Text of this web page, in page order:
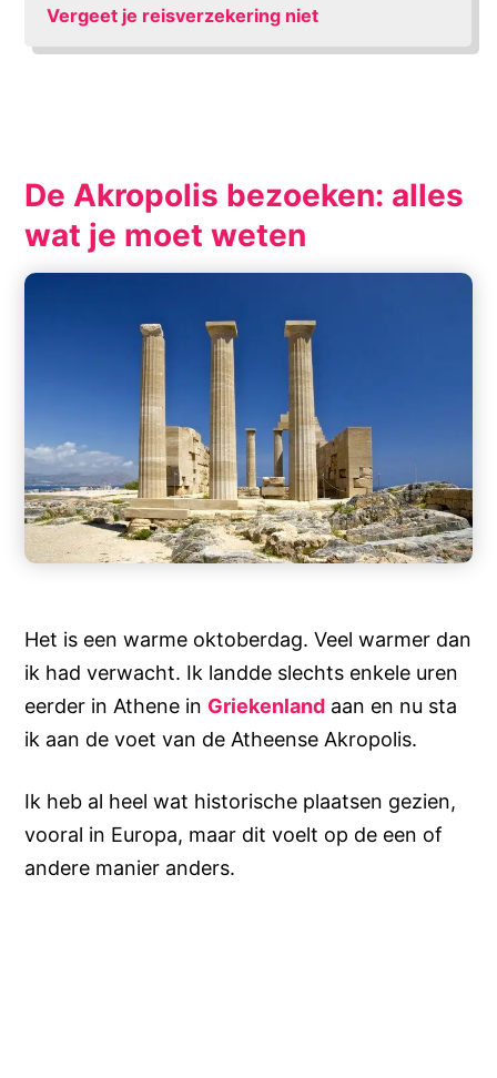
Vergeet je reisverzekering niet
De Akropolis bezoeken: alles
wat je moet weten
Het is een warme oktoberdag. Veel warmer dan
ik had verwacht. Ik landde slechts enkele uren
eerder in Athene in Griekenland aan en nu sta
ik aan de voet van de Atheense Akropolis.
Ik heb al heel wat historische plaatsen gezien,
vooral in Europa, maar dit voelt op de een of
andere manier anders.